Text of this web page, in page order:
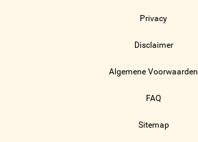
Privacy
Disclaimer
Algemene Voorwaarden
FAQ
Sitemap